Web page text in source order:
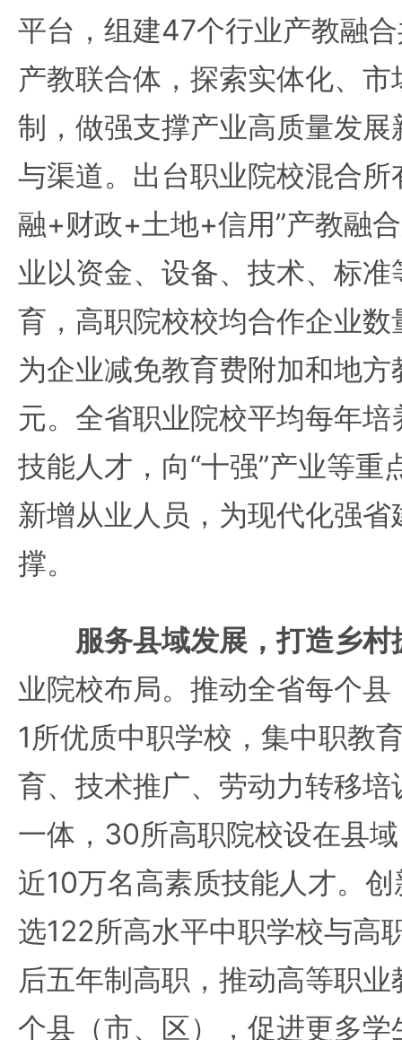
平台，组建47个行业产教融
产教联合体，探索实体化、
制，做强支撑产业高质量发
与渠道。出台职业院校混合所
融+财政+土地+信用”产教融
业以资金、设备、技术、标
育，高职院校校均合作企业
为企业减免教育费附加和地方
元。全省职业院校平均每年
技能人才，向“十强”产业等重
新增从业人员，为现代化强
撑。
服务县域发展，打造乡
业院校布局。推动全省每个
1所优质中职学校，集中职教
育、技术推广、劳动力转移
一体，30所高职院校设在县
近10万名高素质技能人才。
选122所高水平中职学校与高
后五年制高职，推动高等职
个县（市、区），促进更多